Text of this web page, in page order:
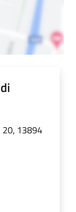
20, 13894